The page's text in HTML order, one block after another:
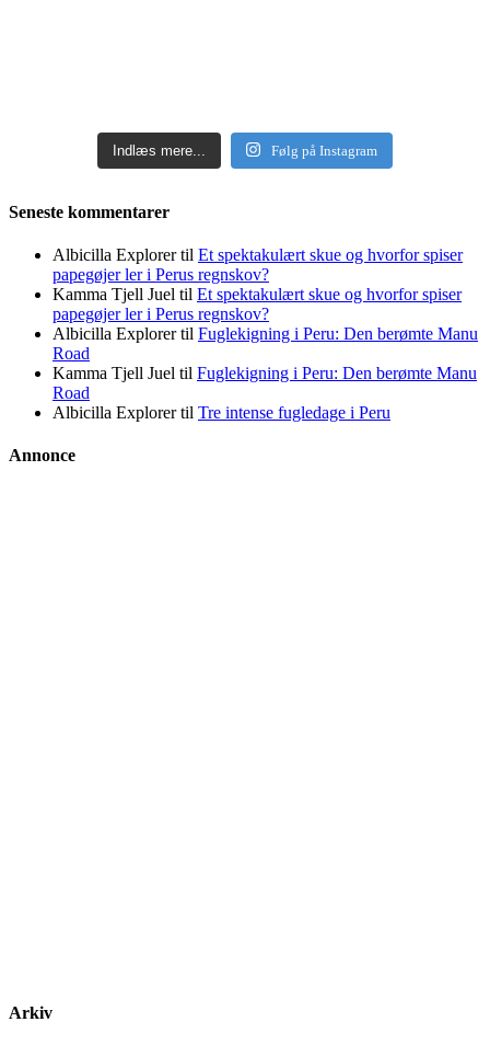
Indlæs mere... Følg på Instagram
Seneste kommentarer
Albicilla Explorertil Et spektakulært skue og hvorfor spiser
papegøjer ler i Perus regnskov?
Kamma Tjell Juel til Et spektakulært skue og hvorfor spiser
papegøjer ler i Perus regnskov?
Albicilla Explorertil Fuglekigning i Peru: Den berømte Manu
Road
Kamma Tjell Juel til Fuglekigning i Peru: Den berømte Manu
Road
Albicilla Explorertil Tre intense fugledage i Peru
Annonce
Arkiv